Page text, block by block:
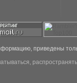
приведены